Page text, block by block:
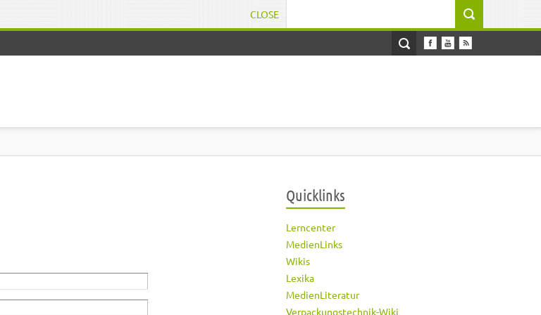
CLOSE
Quicklinks
Lerncenter
MedienLinks
Wikis
Lexika
MedienLiteratur
Verpackungstechnik-Wiki